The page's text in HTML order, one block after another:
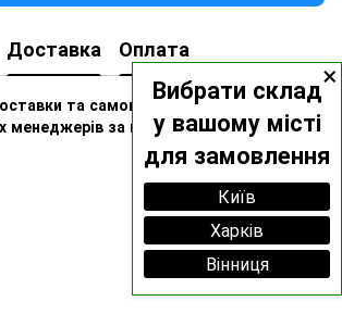
×
Вибрати склад
у вашому місті
для замовлення
Київ
Харків
Вінниця
Доставка Оплата
та самовивозу ви можете
менеджерів за номерами: